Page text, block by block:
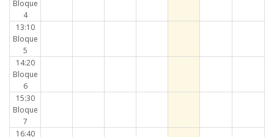
Bloque
4
13:10
Bloque
5
14:20
Bloque
6
15:30
Bloque
7
16:40